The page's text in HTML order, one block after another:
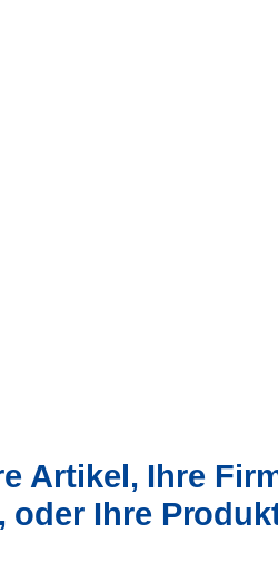
Artikel, Ihre
oder Ihre